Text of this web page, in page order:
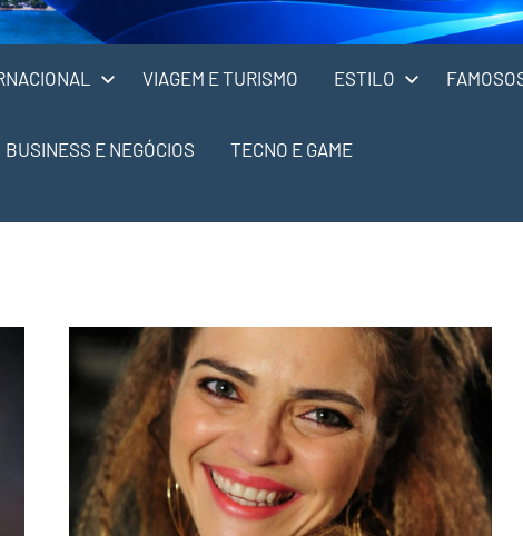
VIAGEM E TURISMO ESTILO
BUSINESS E NEGÓCIOS TECNO E GAME